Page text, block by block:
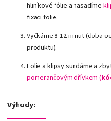
hliníkové fólie a nasadíme
fixaci folie.
Vyčkáme 8-12 minut (doba
produktu).
Folie a klipsy sundáme a
pomerančovým dřívkem (
Výhody: